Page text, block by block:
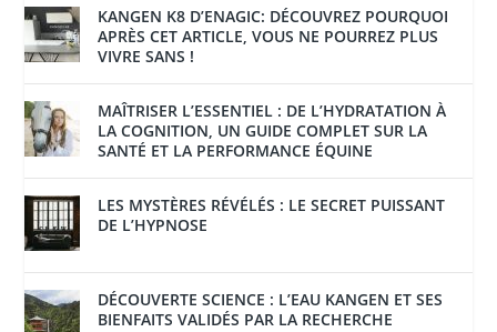
KANGEN K8 D’ENAGIC: DÉCOUVREZ POURQUOI
APRÈS CET ARTICLE, VOUS NE POURREZ PLUS
VIVRE SANS !
MAÎTRISER L’ESSENTIEL : DE L’HYDRATATION À
LA COGNITION, UN GUIDE COMPLET SUR LA
SANTÉ ET LA PERFORMANCE ÉQUINE
LES MYSTÈRES RÉVÉLÉS : LE SECRET PUISSANT
DE L’HYPNOSE
DÉCOUVERTE SCIENCE : L’EAU KANGEN ET SES
BIENFAITS VALIDÉS PAR LA RECHERCHE